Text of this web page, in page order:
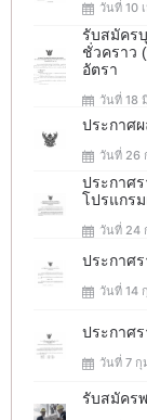
วันที่ 10
รับสมัคร
ชั่วคราว
อัตรา
วันที่ 18
ประกาศ
วันที่ 26
ประกาศ
โปรแกรม
วันที่ 24
ประกาศ
วันที่ 14
ประกาศ
วันที่ 7 กุ
รับสมัคร